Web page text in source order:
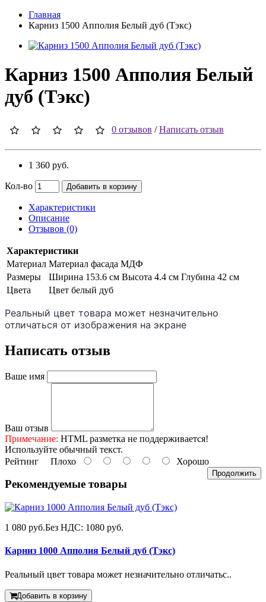
Главная
Карниз 1500 Апполия Белый дуб (Тэкс)
Карниз 1500 Апполия Белый
дуб (Тэкс)
0 отзывов /Написать отзыв
1 360 руб.
Кол-во Добавить в корзину
Характеристики
Описание
Отзывов (0)
Характеристики
Материал Материал фасада МДФ
Размеры
Ширина 153.6 см Высота 4.4 см Глубина 42 см
Цвета
Цвет белый дуб
Реальный цвет товара может незначительно
отличаться от изображения на экране
Написать отзыв
Ваше имя
Ваш отзыв
Примечание: HTML разметка не поддерживается!
Используйте обычный текст.
Рейтинг Плохо Хорошо
Продолжить
Рекомендуемые товары
1 080 руб.Без НДС: 1080 руб.
Карниз 1000 Апполия Белый дуб (Тэкс)
Реальный цвет товара может незначительно отличатьс..
Добавить в корзину